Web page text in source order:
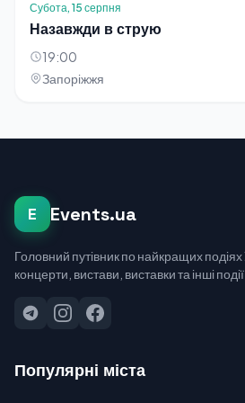
Субота, 15 серпня
Назавжди в струю
19:00
Запоріжжя
E Events.ua
Головний путівник по найкращих
концерти, вистави, виставки та інші
Популярні міста